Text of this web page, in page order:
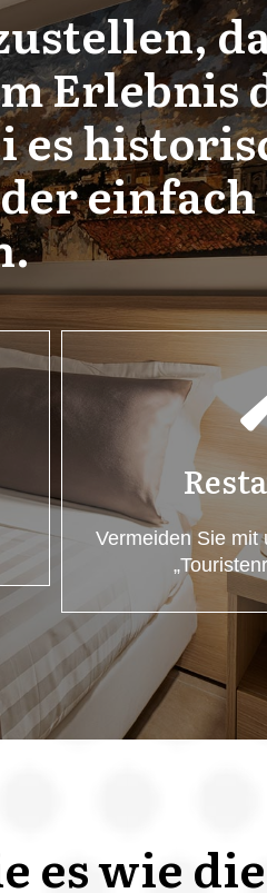
Erlebnis
es
Vermeiden Sie mit
es wie